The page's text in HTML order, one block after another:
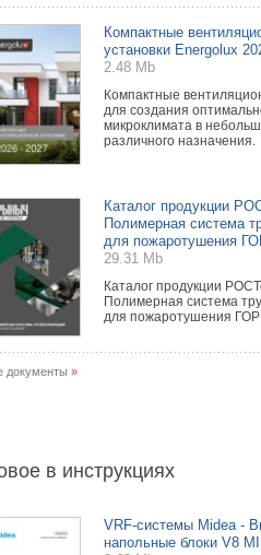
Компактные
установки Energolux
2.48 Mb
Компактные
для создания
микроклимата в
различного назначения.
Каталог продукции
Полимерная система
для пожаротушения
29.31 Mb
Каталог продукции
Полимерная система
для пожаротушения
документы »
в инструкциях
VRF-системы Midea -
напольные блоки V8